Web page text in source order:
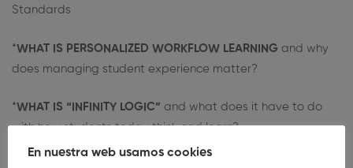
Standards
*WHAT IS PERSONALIZED WORKFLOW LEARNING and why
does managing student experience matter?
*WHAT IS “INFINITY LOGIC” and what does it have to do
with how students today think and learn?
En nuestra web usamos cookies